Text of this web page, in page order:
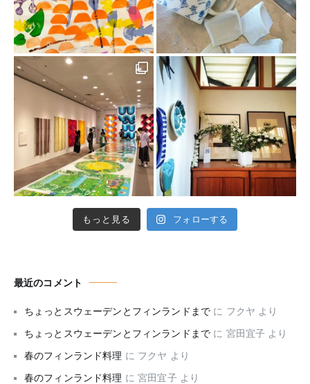
もっと見る フォローする
最近のコメント
ちょっとスウェーデンとフィンランドまで に フクヤ より
ちょっとスウェーデンとフィンランドまで に 宮田宜子 より
春のフィンランド料理 に フクヤ より
春のフィンランド料理 に宮田宜子 より